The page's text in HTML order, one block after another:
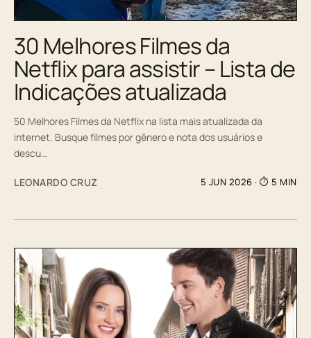
30 Melhores Filmes da
Netflix para assistir – Lista de
Indicações atualizada
50 Melhores Filmes da Netflix na lista mais atualizada da
internet. Busque filmes por gênero e nota dos usuários e
descu…
LEONARDO CRUZ 5 JUN 2026 · ⏱ 5 MIN